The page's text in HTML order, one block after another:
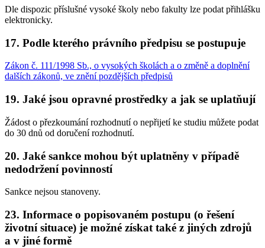
Dle dispozic příslušné vysoké školy nebo fakulty lze podat přihlášku
elektronicky.
17. Podle kterého právního předpisu se postupuje
Zákon č. 111/1998 Sb., o vysokých školách a o změně a doplnění
dalších zákonů, ve znění pozdějších předpisů
19. Jaké jsou opravné prostředky a jak se uplatňují
Žádost o přezkoumání rozhodnutí o nepřijetí ke studiu můžete podat
do 30 dnů od doručení rozhodnutí.
20. Jaké sankce mohou být uplatněny v případě
nedodržení povinností
Sankce nejsou stanoveny.
23. Informace o popisovaném postupu (o řešení
životní situace) je možné získat také z jiných zdrojů
a v jiné formě